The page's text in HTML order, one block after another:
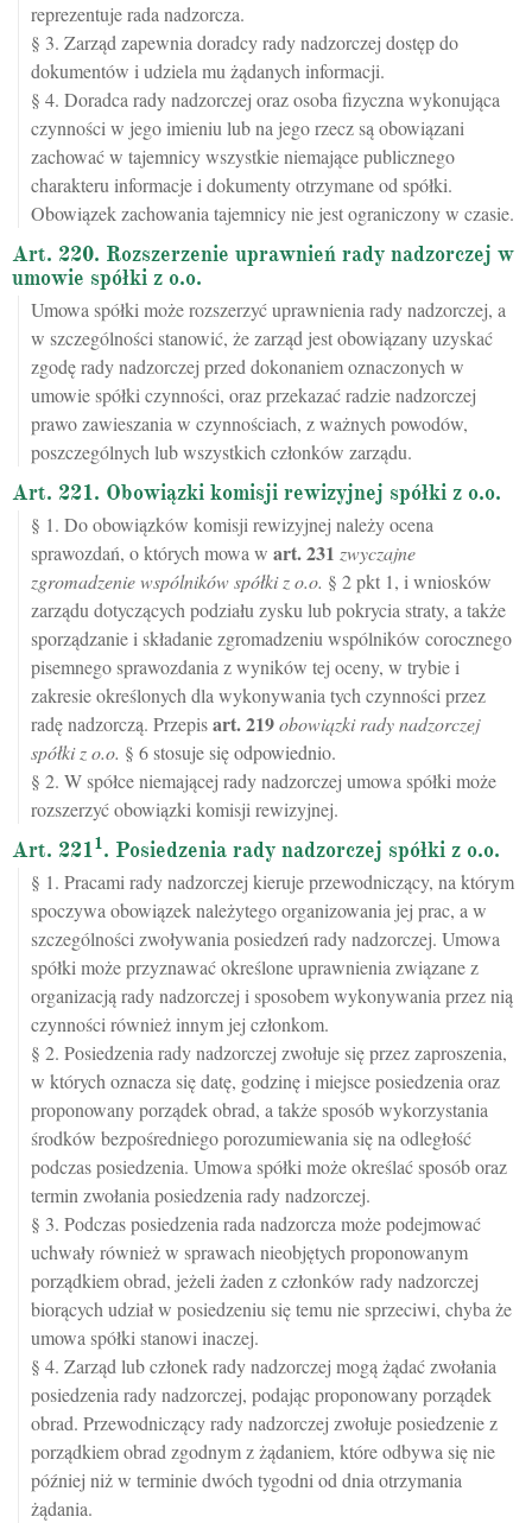
reprezentuje rada nadzorcza.
§ 3. Zarząd zapewnia doradcy rady nadzorczej dostęp do
dokumentów i udziela mu żądanych informacji.
§ 4. Doradca rady nadzorczej oraz osoba fizyczna wykonująca
czynności w jego imieniu lub na jego rzecz są obowiązani
zachować w tajemnicy wszystkie niemające publicznego
charakteru informacje i dokumenty otrzymane od spółki.
Obowiązek zachowania tajemnicy nie jest ograniczony w czasie.
Art. 220. Rozszerzenie uprawnień rady nadzorczej w
umowie spółki z o.o.
Umowa spółki może rozszerzyć uprawnienia rady nadzorczej, a
w szczególności stanowić, że zarząd jest obowiązany uzyskać
zgodę rady nadzorczej przed dokonaniem oznaczonych w
umowie spółki czynności, oraz przekazać radzie nadzorczej
prawo zawieszania w czynnościach, z ważnych powodów,
poszczególnych lub wszystkich członków zarządu.
Art. 221. Obowiązki komisji rewizyjnej spółki z o.o.
§ 1. Do obowiązków komisji rewizyjnej należy ocena
sprawozdań, o których mowa w art.231 zwyczajne
zgromadzenie wspólników spółki z o.o. § 2 pkt 1, i wniosków
zarządu dotyczących podziału zysku lub pokrycia straty, a także
sporządzanie i składanie zgromadzeniu wspólników corocznego
pisemnego sprawozdania z wyników tej oceny, w trybie i
zakresie określonych dla wykonywania tych czynności przez
radę nadzorczą. Przepisart.219obowiązki rady nadzorczej
spółki z o.o. § 6 stosuje się odpowiednio.
§ 2. W spółce niemającej rady nadzorczej umowa spółki może
rozszerzyć obowiązki komisji rewizyjnej.
Art. 2211. Posiedzenia rady nadzorczej spółki z o.o.
§ 1. Pracami rady nadzorczej kieruje przewodniczący, na którym
spoczywa obowiązek należytego organizowania jej prac, a w
szczególności zwoływania posiedzeń rady nadzorczej. Umowa
spółki może przyznawać określone uprawnienia związane z
organizacją rady nadzorczej i sposobem wykonywania przez nią
czynności również innym jej członkom.
§ 2. Posiedzenia rady nadzorczej zwołuje się przez zaproszenia,
w których oznacza się datę, godzinę i miejsce posiedzenia oraz
proponowany porządek obrad, a także sposób wykorzystania
środków bezpośredniego porozumiewania się na odległość
podczas posiedzenia. Umowa spółki może określać sposób oraz
termin zwołania posiedzenia rady nadzorczej.
§ 3. Podczas posiedzenia rada nadzorcza może podejmować
uchwały również w sprawach nieobjętych proponowanym
porządkiem obrad, jeżeli żaden z członków rady nadzorczej
biorących udział w posiedzeniu się temu nie sprzeciwi, chyba że
umowa spółki stanowi inaczej.
§ 4. Zarząd lub członek rady nadzorczej mogą żądać zwołania
posiedzenia rady nadzorczej, podając proponowany porządek
obrad. Przewodniczący rady nadzorczej zwołuje posiedzenie z
porządkiem obrad zgodnym z żądaniem, które odbywa się nie
później niż w terminie dwóch tygodni od dnia otrzymania
żądania.